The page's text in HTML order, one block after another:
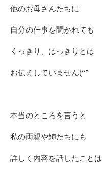
他のお母さんたちに
自分の仕事を聞かれても
くっきり、はっきりとは
お伝えしていません(^^ゞ
本当のところを言うと
私の両親や姉たちにも
詳しく内容を話したことは